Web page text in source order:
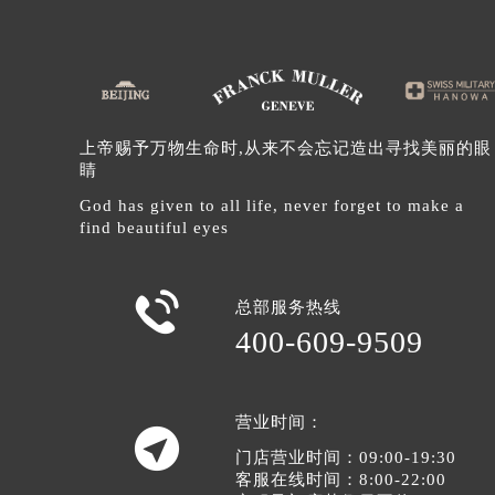
北京市朝阳区建国门外大街甲6号华
北京市东城区东长安街1号王府井东
河北省保定市竞秀区朝阳北大街北国
内蒙古自治区巴彦淖尔市临河区新华
内蒙古自治区包头市青山区幸福路甲
内蒙古自治区鄂尔多斯市东胜区伊
内蒙古自治区通辽市科尔沁区明仁
内蒙古自治区乌兰察布市集宁区恩
内蒙古自治区锡林郭勒盟市锡林浩
内蒙古自治区兴安盟市乌兰浩特市
上帝赐予万物生命时,从来不会忘记造出寻找美丽的眼
睛
God has given to all life, never forget to make a
find beautiful eyes
 总部服务热线
400-609-9509

营业时间：
门店营业时间：09:00-19:30
客服在线时间：8:00-22:00